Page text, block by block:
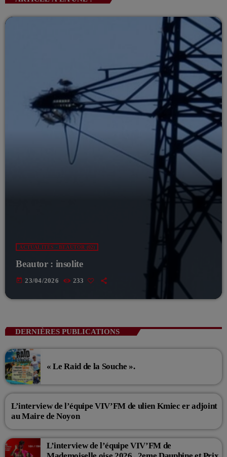
ACTUALITÉS - BEAUTOR (02)
Beautor : insolite
today 23/04/2026 233
DERNIÈRES PUBLICATIONS
« Le Raid de la Souche ».
L’interview de l’équipe VIV’FM de ulien Kmiec er adjoint
au Maire de Noyon
L’interview de l’équipe VIV’FM de